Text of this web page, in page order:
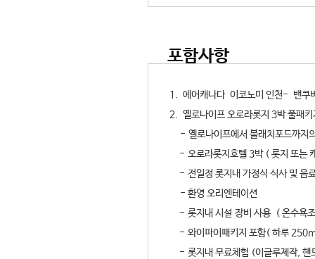
포함사항
1. 에어캐나다 이코노미 인천- 밴쿠
2. 옐로나이프 오로라롯지 3박 풀패
- 옐로나이프에서 블래치포드까지
- 오로라롯지호텔 3박 ( 롯지 또는
- 전일정 롯지내 가정식 식사 및 음
- 환영 오리엔테이션
- 롯지내 시설 장비 사용 ( 온수욕조
- 와이파이패키지 포함( 하루
- 롯지내 무료체험 (이글루제작, 핸